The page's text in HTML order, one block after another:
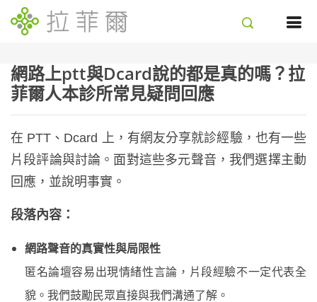
網路上ptt與Dcard說的都是真的嗎？拉
菲爾人本診所常見疑問回應
在 PTT 、 Dcard 上，有網友分享就診經驗，也有一些
片段評論與討論。面對這些多元聲音，我們選擇主動
回應，並說明事實。
段落內容：
網路聲音的真實性與局限性
匿名論壇容易出現情緒性言論，片段經驗不一定代表全
貌。我們鼓勵民眾直接與我們溝通了解。